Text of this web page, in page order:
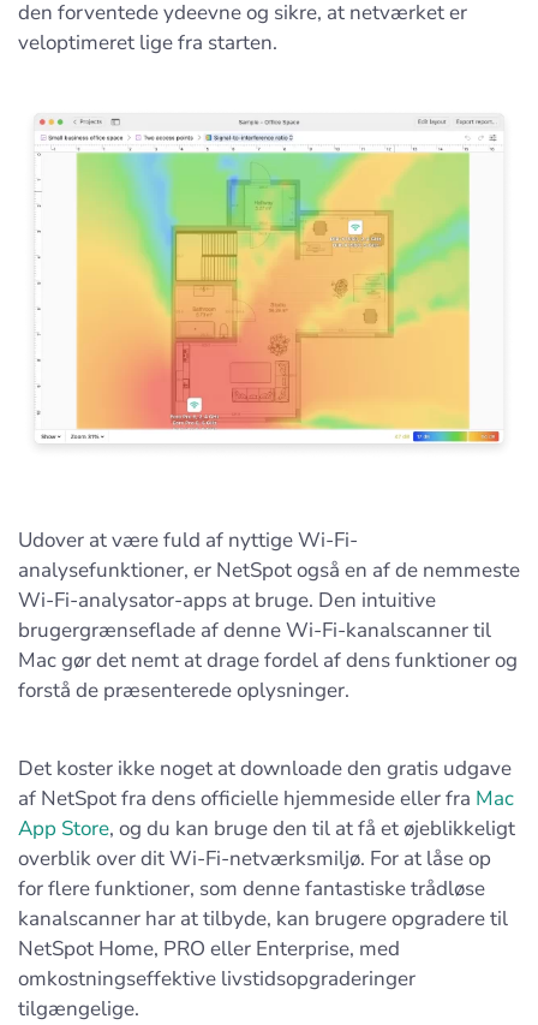
den forventede ydeevne og sikre, at netværket er
veloptimeret lige fra starten.
Udover at være fuld af nyttige Wi-Fi-
analysefunktioner, er NetSpot også en af de nemmeste
Wi-Fi-analysator-apps at bruge. Den intuitive
brugergrænseflade af denne Wi-Fi-kanalscanner til
Mac gør det nemt at drage fordel af dens funktioner og
forstå de præsenterede oplysninger.
Det koster ikke noget at downloade den gratis udgave
af NetSpot fra dens officielle hjemmeside eller fra Mac
App Store, og du kan bruge den til at få et øjeblikkeligt
overblik over dit Wi-Fi-netværksmiljø. For at låse op
for flere funktioner, som denne fantastiske trådløse
kanalscanner har at tilbyde, kan brugere opgradere til
NetSpot Home, PRO eller Enterprise, med
omkostningseffektive livstidsopgraderinger
tilgængelige.